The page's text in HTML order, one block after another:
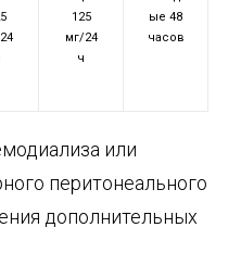
125
мг/24
ч
ые 48
часов
или
перитонеального
дополнительных